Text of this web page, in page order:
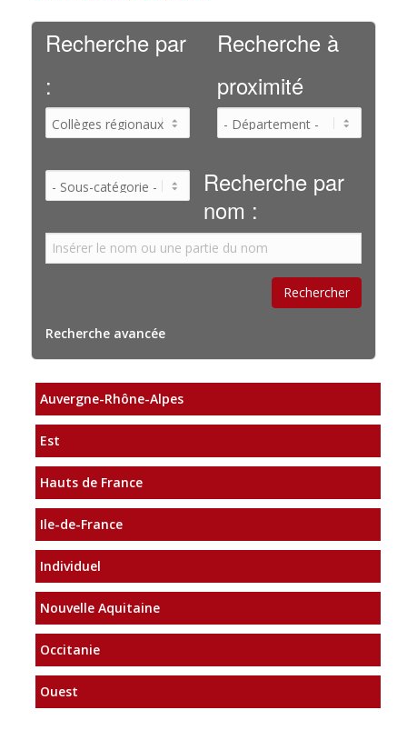
Recherche par
:
Recherche à
proximité
Recherche par
nom :
Recherche avancée
Auvergne-Rhône-Alpes
Est
Hauts de France
Ile-de-France
Individuel
Nouvelle Aquitaine
Occitanie
Ouest